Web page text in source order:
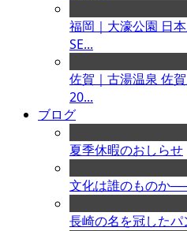
福岡｜大濠公園 日
SE...
佐賀｜古湯温泉 佐
20...
ブログ
夏季休暇のおしらせ
文化は誰のものか
長崎の名を冠した